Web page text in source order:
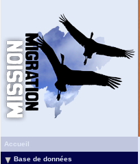
Accueil
Base de données